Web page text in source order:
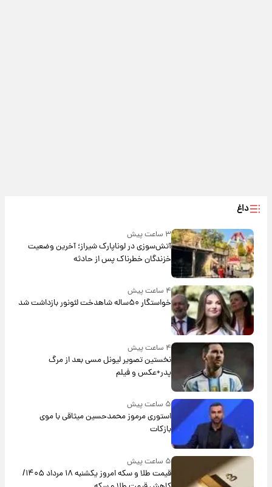
داغ
۳ ساعت پیش
آتش‌سوزی در لوناپارک شیراز؛ آخرین وضعیت
خزندگان خطرناک پس از حادثه
۴ ساعت پیش
خواستگار ۵۰ساله شاهدخت لئونور بازداشت شد
نخستین تصویر لیونل مسی بعد از مرگ
پدر+عکس و فیلم
۵ ساعت پیش
استوری مرموز محمدحسین میثاقی با موی
بازکات
۵ ساعت پیش
قیمت طلا و سکه امروز یکشنبه ۱۸ مرداد ۱۴۰۵/